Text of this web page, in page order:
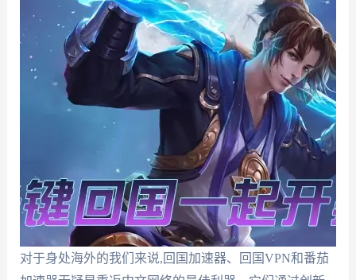
对于身处海外的我们来说,回国加速器、回国VPN和番茄